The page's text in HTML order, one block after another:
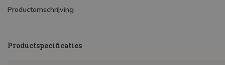
Productomschrijving
Productspecificaties